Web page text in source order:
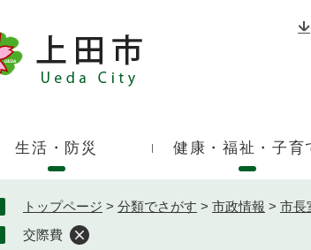
ド
生活・防災 健康・福祉・子育
トップページ > 分類でさがす > 市政情報 > 市長
交際費